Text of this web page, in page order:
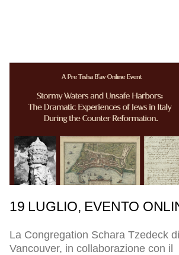
19 LUGLIO, EVENTO
La Congregation Schara Tzedeck di
Vancouver, in collaborazione con il